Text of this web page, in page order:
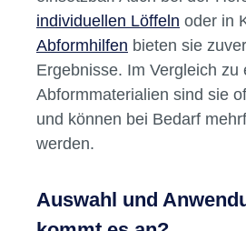
Vielfältige
Dentalbereich
Ob bei der Herstellung von
Löffeln, der Registrierung
oder der Randgestaltung
individuellen Löffelnoder in